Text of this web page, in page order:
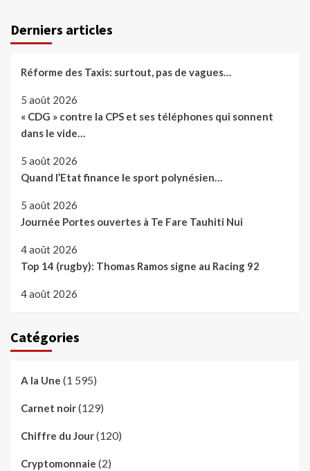
Derniers articles
Réforme des Taxis: surtout, pas de vagues…
5 août 2026
« CDG » contre la CPS et ses téléphones qui sonnent
dans le vide…
5 août 2026
Quand l’Etat finance le sport polynésien…
5 août 2026
Journée Portes ouvertes à Te Fare Tauhiti Nui
4 août 2026
Top 14 (rugby): Thomas Ramos signe au Racing 92
4 août 2026
Catégories
A la Une (1 595)
Carnet noir(129)
Chiffre du Jour(120)
Cryptomonnaie (2)